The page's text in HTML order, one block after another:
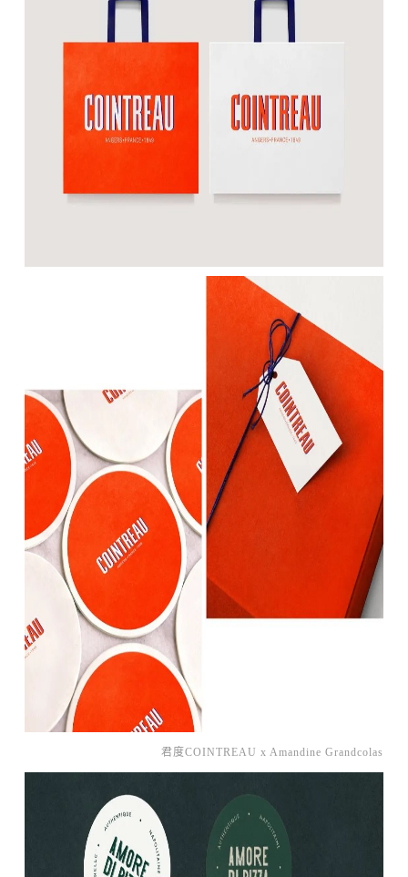
君度COINTREAU x Amandine Grandcolas